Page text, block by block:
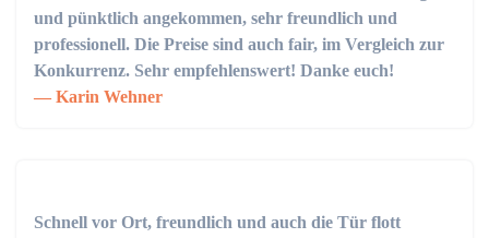
und pünktlich angekommen, sehr freundlich und
professionell. Die Preise sind auch fair, im Vergleich zur
Konkurrenz. Sehr empfehlenswert! Danke euch!
Karin Wehner
Schnell vor Ort, freundlich und auch die Tür flott